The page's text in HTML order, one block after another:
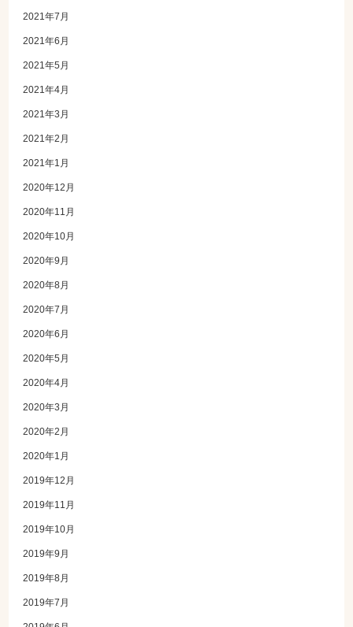
2021年7月
2021年6月
2021年5月
2021年4月
2021年3月
2021年2月
2021年1月
2020年12月
2020年11月
2020年10月
2020年9月
2020年8月
2020年7月
2020年6月
2020年5月
2020年4月
2020年3月
2020年2月
2020年1月
2019年12月
2019年11月
2019年10月
2019年9月
2019年8月
2019年7月